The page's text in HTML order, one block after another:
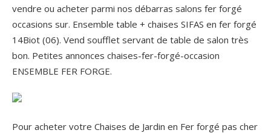
vendre ou acheter parmi nos débarras salons fer forgé
occasions sur. Ensemble table + chaises SIFAS en fer forgé
14Biot (06). Vend soufflet servant de table de salon très
bon. Petites annonces chaises-fer-forgé-occasion
ENSEMBLE FER FORGE.
Pour acheter votre Chaises de Jardin en Fer forgé pas cher